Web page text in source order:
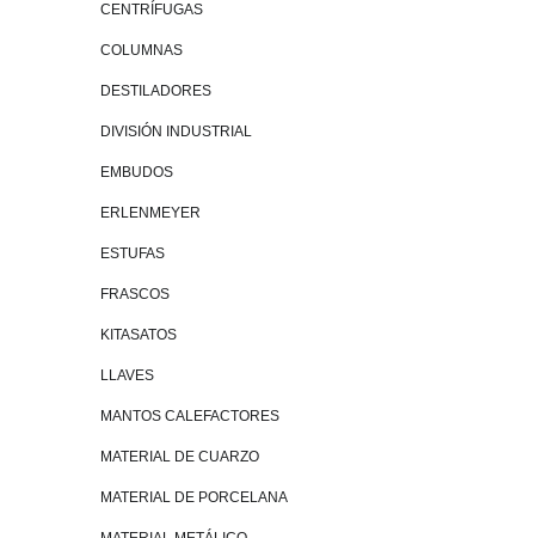
CENTRÍFUGAS
COLUMNAS
DESTILADORES
DIVISIÓN INDUSTRIAL
EMBUDOS
ERLENMEYER
ESTUFAS
FRASCOS
KITASATOS
LLAVES
MANTOS CALEFACTORES
MATERIAL DE CUARZO
MATERIAL DE PORCELANA